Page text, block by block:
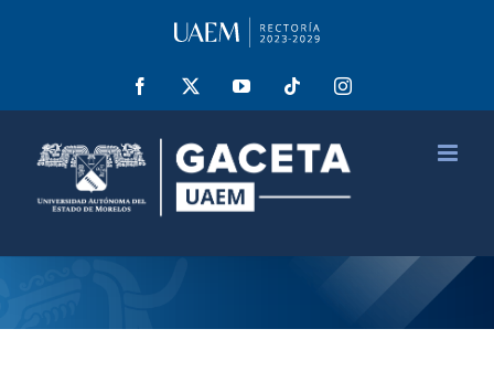
Facebook YouTube Tiktok Instagram